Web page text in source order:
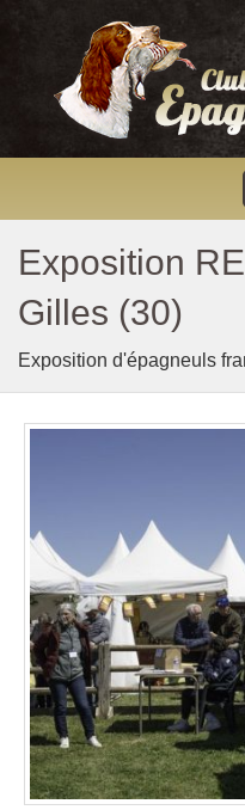
Exposition
Gilles (30)
Exposition d'épagneuls